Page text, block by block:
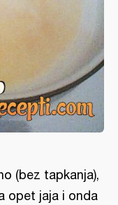
(bez tapkanja),
opet jaja i onda